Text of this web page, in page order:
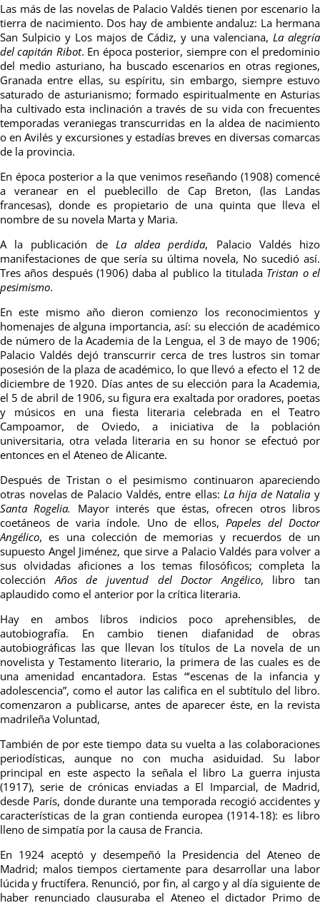
Las más de las novelas de Palacio Valdés tienen por escenario la
tierra de nacimiento. Dos hay de ambiente andaluz: La hermana
San Sulpicio y Los majos de Cádiz, y una valenciana, La alegría
del capitán Ribot. En época posterior, siempre con el predominio
del medio asturiano, ha buscado escenarios en otras regiones,
Granada entre ellas, su espíritu, sin embargo, siempre estuvo
saturado de asturianismo; formado espiritualmente en Asturias
ha cultivado esta inclinación a través de su vida con frecuentes
temporadas veraniegas transcurridas en la aldea de nacimiento
o en Avilés y excursiones y estadías breves en diversas comarcas
de la provincia.
En época posterior a la que venimos reseñando (1908) comencé
a veranear en el pueblecillo de Cap Breton, (las Landas
francesas), donde es propietario de una quinta que lleva el
nombre de su novela Marta y Maria.
A la publicación de La aldea perdida, Palacio Valdés hizo
manifestaciones de que sería su última novela, No sucedió así.
Tres años después (1906) daba al publico la titulada Tristan o el
pesimismo.
En este mismo año dieron comienzo los reconocimientos y
homenajes de alguna importancia, así: su elección de académico
de número de la Academia de la Lengua, el 3 de mayo de 1906;
Palacio Valdés dejó transcurrir cerca de tres lustros sin tomar
posesión de la plaza de académico, lo que llevó a efecto el 12 de
diciembre de 1920. Días antes de su elección para la Academia,
el 5 de abril de 1906, su figura era exaltada por oradores, poetas
y músicos en una fiesta literaria celebrada en el Teatro
Campoamor, de Oviedo, a iniciativa de la población
universitaria, otra velada literaria en su honor se efectuó por
entonces en el Ateneo de Alicante.
Después de Tristan o el pesimismo continuaron apareciendo
otras novelas de Palacio Valdés, entre ellas: La hija de Natalia y
Santa Rogelia.
Mayor interés que éstas, ofrecen otros libros
coetáneos de varia índole. Uno de ellos, Papeles del Doctor
Angélico, es una colección de memorias y recuerdos de un
supuesto Angel Jiménez, que sirve a Palacio Valdés para volver a
sus olvidadas aficiones a los temas filosóficos; completa la
colección Años de juventud del Doctor Angélico, libro tan
aplaudido como el anterior por la crítica literaria.
Hay en ambos libros indicios poco aprehensibles, de
autobiografía. En cambio tienen diafanidad de obras
autobiográficas las que llevan los títulos de La novela de un
novelista y Testamento literario, la primera de las cuales es de
una amenidad encantadora. Estas “‘escenas de la infancia y
adolescencia”, como el autor las califica en el subtítulo del libro.
comenzaron a publicarse, antes de aparecer éste, en la revista
madrileña Voluntad,
También de por este tiempo data su vuelta a las colaboraciones
periodísticas, aunque no con mucha asiduidad. Su labor
principal en este aspecto la señala el libro La guerra injusta
(1917), serie de crónicas enviadas a El Imparcial, de Madrid,
desde París, donde durante una temporada recogió accidentes y
características de la gran contienda europea (1914-18): es libro
lleno de simpatía por la causa de Francia.
En 1924 aceptó y desempeñó la Presidencia del Ateneo de
Madrid; malos tiempos ciertamente para desarrollar una labor
lúcida y fructífera. Renunció, por fin, al cargo y al día siguiente de
haber renunciado clausuraba el Ateneo el dictador Primo de